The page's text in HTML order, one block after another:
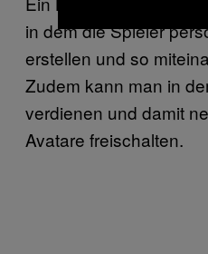
in dem die Spieler
erstellen und so
Zudem kann man in
verdienen und damit
Avatare freischalten.